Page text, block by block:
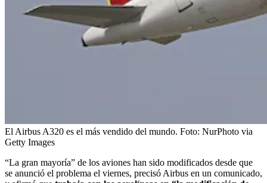
El Airbus A320 es el más vendido del mundo. Foto: NurPhoto via
Getty Images
“La gran mayoría” de los aviones han sido modificados desde que
se anunció el problema el viernes, precisó Airbus en un comunicado,